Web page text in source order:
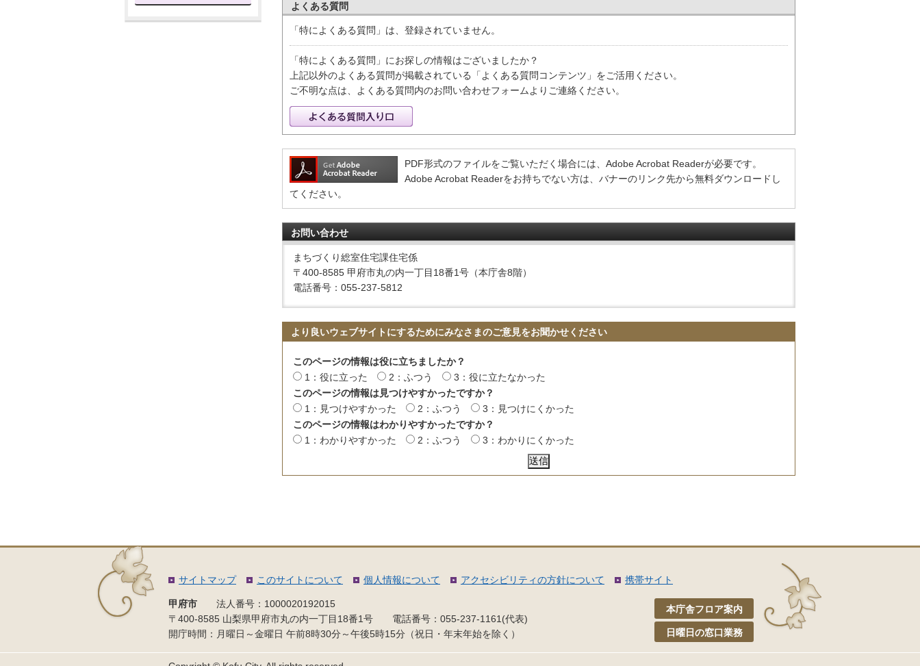
よくある質問
「特によくある質問」は、登録されていません。
「特によくある質問」にお探しの情報はございましたか？
上記以外のよくある質問が掲載されている「よくある質問コンテンツ」をご活用ください。
ご不明な点は、よくある質問内のお問い合わせフォームよりご連絡ください。
PDF形式のファイルをご覧いただく場合には、Adobe Acrobat Readerが必要です。
Adobe Acrobat Readerをお持ちでない方は、バナーのリンク先から無料ダウンロードし
てください。
お問い合わせ
まちづくり総室住宅課住宅係
〒400-8585 甲府市丸の内一丁目18番1号（本庁舎8階）
電話番号：055-237-5812
より良いウェブサイトにするためにみなさまのご意見をお聞かせください
このページの情報は役に立ちましたか？
1：役に立った
2：ふつう
3：役に立たなかった
このページの情報は見つけやすかったですか？
1：見つけやすかった
2：ふつう
3：見つけにくかった
このページの情報はわかりやすかったですか？
1：わかりやすかった
2：ふつう 3：わかりにくかった
サイトマップ このサイトについて 個人情報について アクセシビリティの方針について 携帯サイト
甲府市
法人番号：1000020192015
〒400-8585 山梨県甲府市丸の内一丁目18番1号
電話番号：055-237-1161(代表)
開庁時間：月曜日～金曜日 午前8時30分～午後5時15分（祝日・年末年始を除く）
本庁舎フロア案内
日曜日の窓口業務